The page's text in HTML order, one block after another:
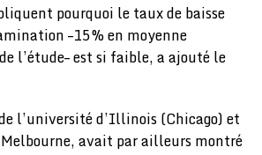
pourquoi le taux de baisse
–15% en moyenne
l’étude– est si faible, a ajouté le
l’université d’Illinois (Chicago) et
avait par ailleurs montré